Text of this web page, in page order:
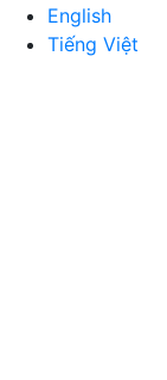
English
Tiếng Việt